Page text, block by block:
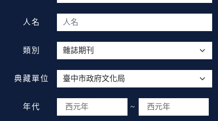
人名
類別
典藏單位
年代 ~